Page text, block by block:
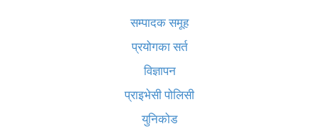
सम्पादक समूह
प्रयोगका सर्त
विज्ञापन
प्राइभेसी पोलिसी
युनिकोड